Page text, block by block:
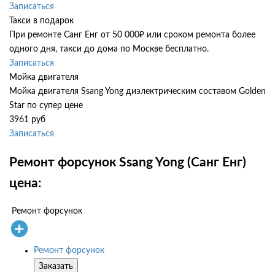
Записаться
Такси в подарок
При ремонте Санг Енг от 50 000₽ или сроком ремонта более
одного дня, такси до дома по Москве бесплатно.
Записаться
Мойка двигателя
Мойка двигателя Ssang Yong диэлектрическим составом Golden
Star по супер цене
3961 руб
Записаться
Ремонт форсунок Ssang Yong (Санг Енг)
цена:
Ремонт форсунок
Ремонт форсунок
Заказать